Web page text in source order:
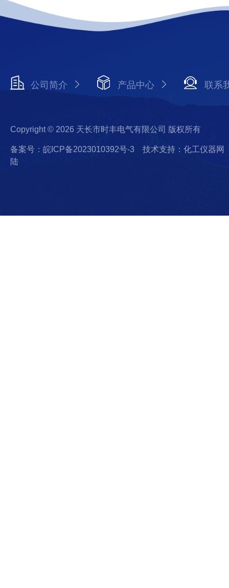
公司简介 产品中心 联系
Copyright © 2026 天长市时丰电气有限公司 版权所有
备案号：皖ICP备2023010392号-3
技术支持：化工仪器网
陆